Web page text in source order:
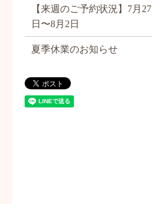
【来週のご予約状況】7月27
日〜8月2日
夏季休業のお知らせ